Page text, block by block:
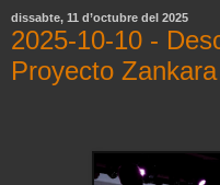
dissabte, 11 d’octubre del 2025
2025-10-10 -
Proyecto